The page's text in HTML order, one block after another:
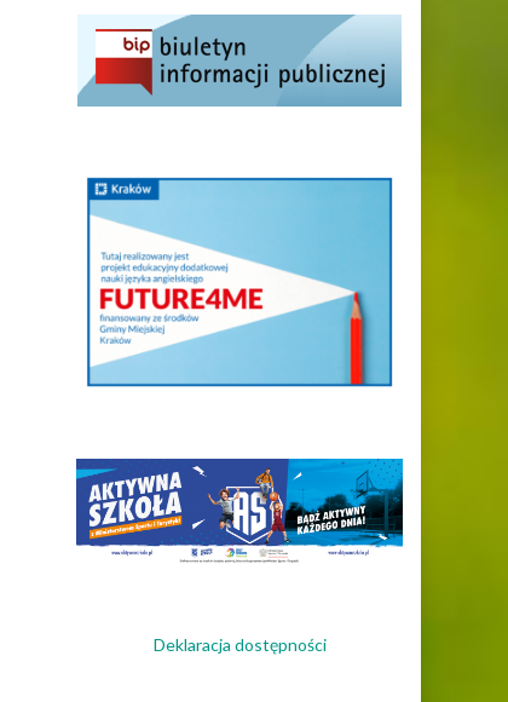
Deklaracja dostępności